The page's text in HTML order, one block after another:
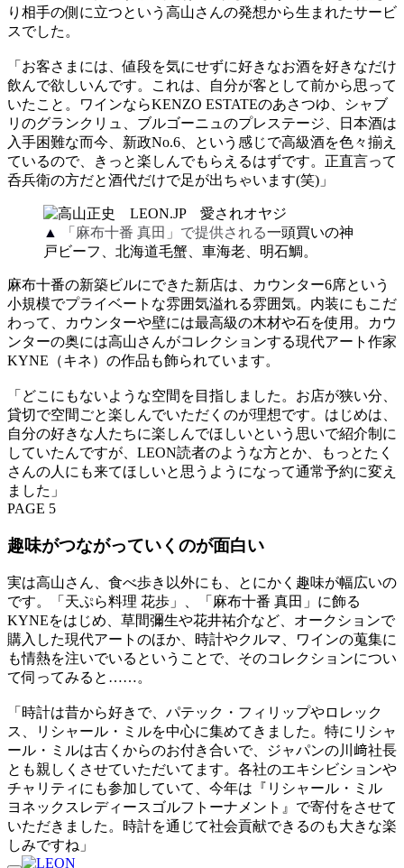
り相手の側に立つという高山さんの発想から生まれたサービ
スでした。
「お客さまには、値段を気にせずに好きなお酒を好きなだけ
飲んで欲しいんです。これは、自分が客として前から思って
いたこと。ワインならKENZO ESTATEのあさつゆ、シャブ
リのグランクリュ、ブルゴーニュのプレステージ、日本酒は
入手困難な而今、新政No.6、という感じで高級酒を色々揃え
ているので、きっと楽しんでもらえるはずです。正直言って
呑兵衛の方だと酒代だけで足が出ちゃいます(笑)」
▲ 「麻布十番 真田」で提供される一頭買いの神
戸ビーフ、北海道毛蟹、車海老、明石鯛。
麻布十番の新築ビルにできた新店は、カウンター6席という
小規模でプライベートな雰囲気溢れる雰囲気。内装にもこだ
わって、カウンターや壁には最高級の木材や石を使用。カウ
ンターの奥には高山さんがコレクションする現代アート作家
KYNE（キネ）の作品も飾られています。
「どこにもないような空間を目指しました。お店が狭い分、
貸切で空間ごと楽しんでいただくのが理想です。はじめは、
自分の好きな人たちに楽しんでほしいという思いで紹介制に
していたんですが、LEON読者のような方とか、もっとたく
さんの人にも来てほしいと思うようになって通常予約に変え
ました」
PAGE 5
趣味がつながっていくのが面白い
実は高山さん、食べ歩き以外にも、とにかく趣味が幅広いの
です。「天ぷら料理 花歩」、「麻布十番 真田」に飾る
KYNEをはじめ、草間彌生や花井祐介など、オークションで
購入した現代アートのほか、時計やクルマ、ワインの蒐集に
も情熱を注いでいるということで、そのコレクションについ
て伺ってみると……。
「時計は昔から好きで、パテック・フィリップやロレック
ス、リシャール・ミルを中心に集めてきました。特にリシャ
ール・ミルは古くからのお付き合いで、ジャパンの川﨑社長
とも親しくさせていただいてます。各社のエキシビションや
チャリティにも参加していて、今年は『リシャール・ミル
ヨネックスレディースゴルフトーナメント』で寄付をさせて
いただきました。時計を通じて社会貢献できるのも大きな楽
しみですね」